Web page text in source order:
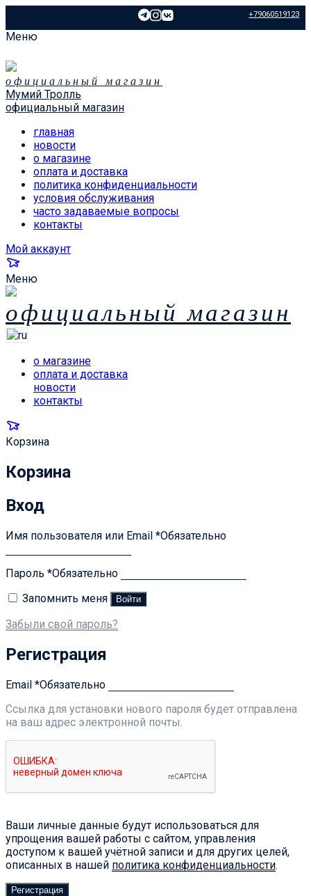
+79060519123
Меню
официальный магазин
Мумий Тролль
официальный магазин
главная
новости
о магазине
оплата и доставка
политика конфиденциальности
условия обслуживания
часто задаваемые вопросы
контакты
Мой аккаунт
Меню
официальный магазин
о магазине
оплата и доставка
новости
контакты
Корзина
Корзина
Вход
Имя пользователя или Email *Обязательно
Пароль *Обязательно
Запомнить меня
Войти
Забыли свой пароль?
Регистрация
Email *Обязательно
Ссылка для установки нового пароля будет отправлена ​​
на ваш адрес электронной почты.
Ваши личные данные будут использоваться для
упрощения вашей работы с сайтом, управления
доступом к вашей учётной записи и для других целей,
описанных в нашей политика конфиденциальности.
Регистрация